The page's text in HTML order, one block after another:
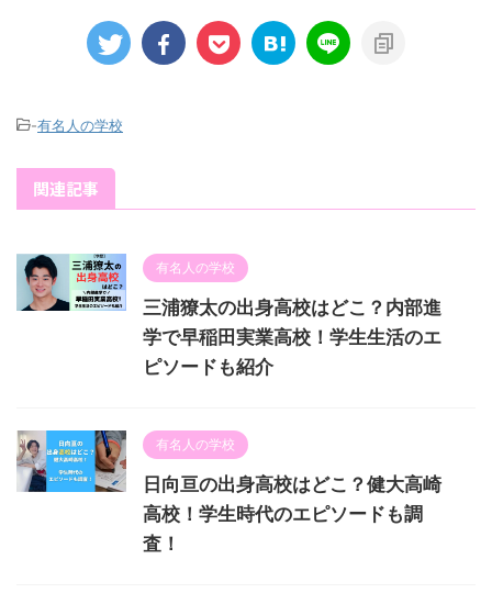
-有名人の学校
関連記事
有名人の学校
三浦獠太の出身高校はどこ？内部進
学で早稲田実業高校！学生生活のエ
ピソードも紹介
有名人の学校
日向亘の出身高校はどこ？健大高崎
高校！学生時代のエピソードも調
査！